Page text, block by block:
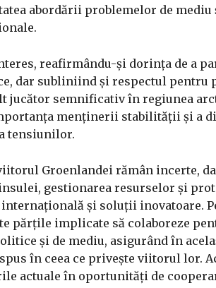
abordării problemelor de
reafirmându-și dorința de a
dar subliniind și respectul pentru
jucător semnificativ în regiunea
menținerii stabilității și a
tensiunilor.
Groenlandei rămân incerte,
gestionarea resurselor și
și soluții inovatoare.
părțile implicate să colaboreze
și de mediu, asigurând în
în ceea ce privește viitorul lor.
actuale în oportunități de